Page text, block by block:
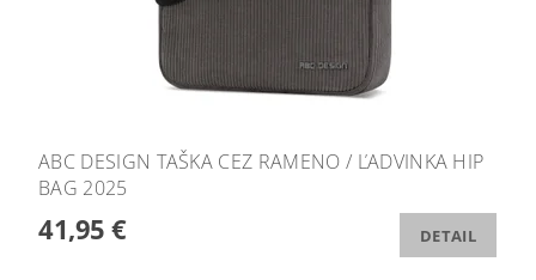
ABC DESIGN TAŠKA CEZ RAMENO / ĽADVINKA HIP
BAG 2025
41,95 € DETAIL